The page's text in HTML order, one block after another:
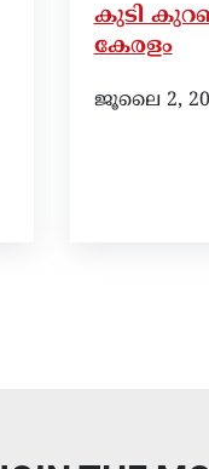
കുടി
കേരളം
ജൂലൈ 2,